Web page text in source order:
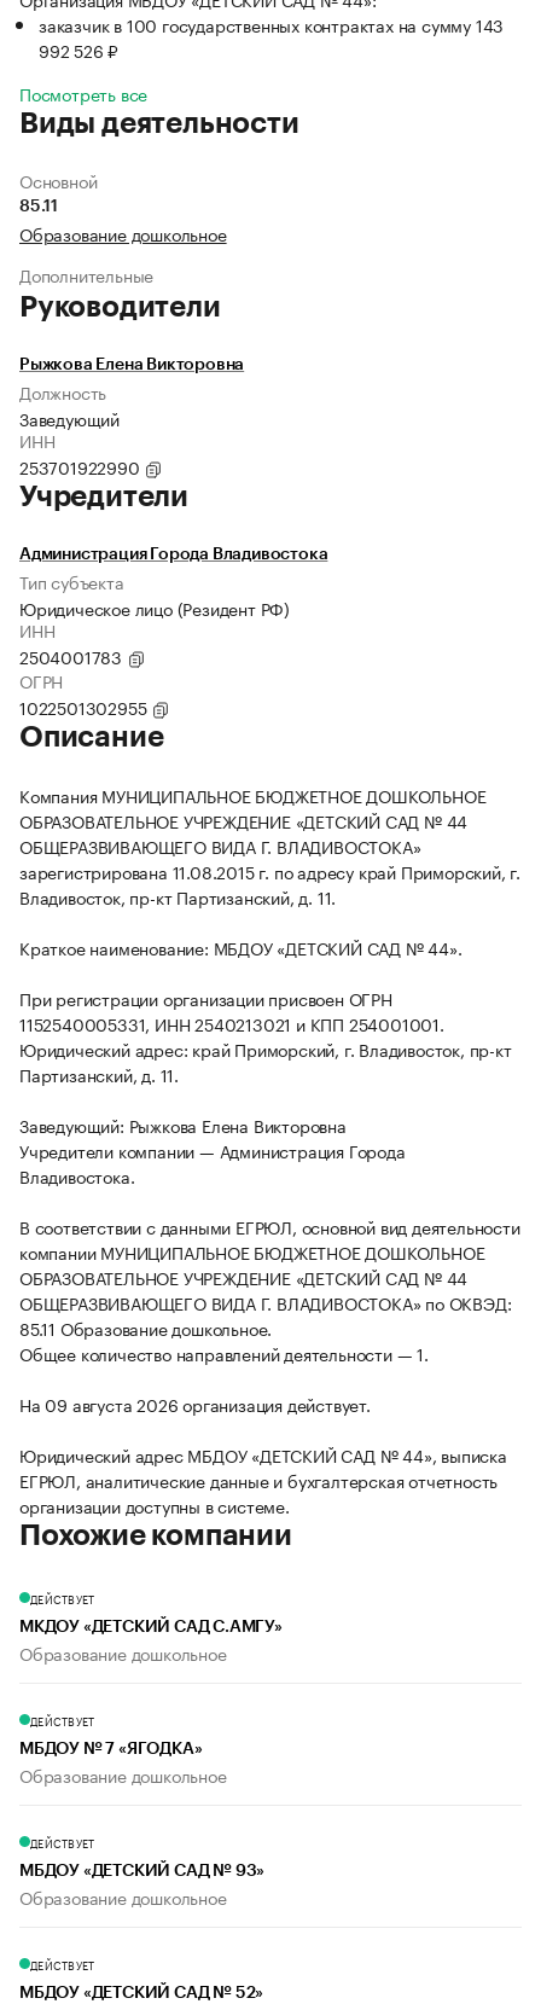
заказчик в 100 государственных контрактах на сумму 143
992 526 ₽
Посмотреть все
Виды деятельности
Основной
85.11
Образование дошкольное
Дополнительные
Руководители
Рыжкова Елена Викторовна
Должность
Заведующий
ИНН
253701922990
Учредители
Администрация Города Владивостока
Тип субъекта
Юридическое лицо (Резидент РФ)
ИНН
2504001783
ОГРН
1022501302955
Описание
Компания МУНИЦИПАЛЬНОЕ БЮДЖЕТНОЕ ДОШКОЛЬНОЕ
ОБРАЗОВАТЕЛЬНОЕ УЧРЕЖДЕНИЕ «ДЕТСКИЙ САД № 44
ОБЩЕРАЗВИВАЮЩЕГО ВИДА Г. ВЛАДИВОСТОКА»
зарегистрирована 11.08.2015 г. по адресу край Приморский, г.
Владивосток, пр-кт Партизанский, д. 11.
Краткое наименование: МБДОУ «ДЕТСКИЙ САД № 44».
При регистрации организации присвоен ОГРН
1152540005331, ИНН 2540213021 и КПП 254001001.
Юридический адрес: край Приморский, г. Владивосток, пр-кт
Партизанский, д. 11.
Заведующий: Рыжкова Елена Викторовна
Учредители компании — Администрация Города
Владивостока.
В соответствии с данными ЕГРЮЛ, основной вид деятельности
компании МУНИЦИПАЛЬНОЕ БЮДЖЕТНОЕ ДОШКОЛЬНОЕ
ОБРАЗОВАТЕЛЬНОЕ УЧРЕЖДЕНИЕ «ДЕТСКИЙ САД № 44
ОБЩЕРАЗВИВАЮЩЕГО ВИДА Г. ВЛАДИВОСТОКА» по ОКВЭД:
85.11 Образование дошкольное.
Общее количество направлений деятельности — 1.
На 09 августа 2026 организация действует.
Юридический адрес МБДОУ «ДЕТСКИЙ САД № 44», выписка
ЕГРЮЛ, аналитические данные и бухгалтерская отчетность
организации доступны в системе.
Похожие компании
ДЕЙСТВУЕТ
МКДОУ «ДЕТСКИЙ САД С.АМГУ»
Образование дошкольное
ДЕЙСТВУЕТ
МБДОУ № 7 «ЯГОДКА»
Образование дошкольное
ДЕЙСТВУЕТ
МБДОУ «ДЕТСКИЙ САД № 93»
Образование дошкольное
ДЕЙСТВУЕТ
МБДОУ «ДЕТСКИЙ САД № 52»